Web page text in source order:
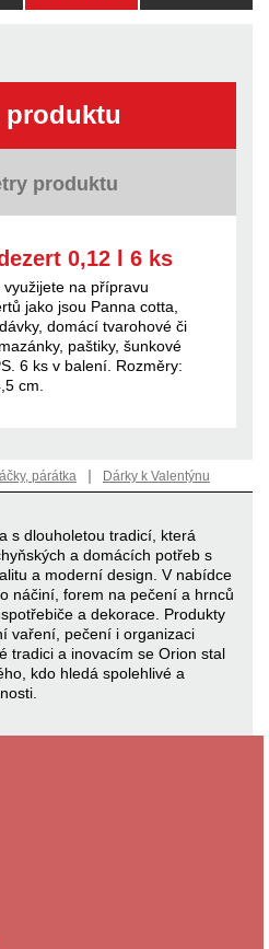
produktu
produktu
0,12 l 6 ks
na přípravu
jako jsou Panna cotta,
domácí tvarohové či
paštiky, šunkové
6 ks v balení. Rozměry:
cm.
párátka | Dárky k Valentýnu
s dlouholetou tradicí, která
a domácích potřeb s
a moderní design. V nabídce
náčiní, forem na pečení a hrnců
a dekorace. Produkty
vaření, pečení i organizaci
tradici a inovacím se Orion stal
kdo hledá spolehlivé a